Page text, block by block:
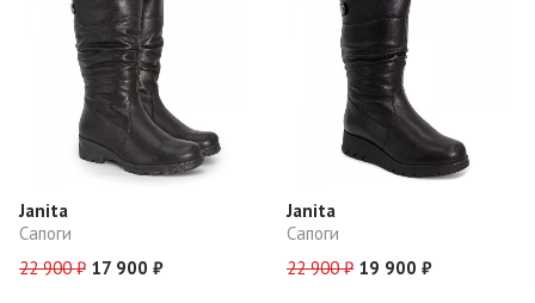
Janita
Сапоги
22 900 ₽ 17 900 ₽
Janita
Сапоги
22 900 ₽ 19 900 ₽